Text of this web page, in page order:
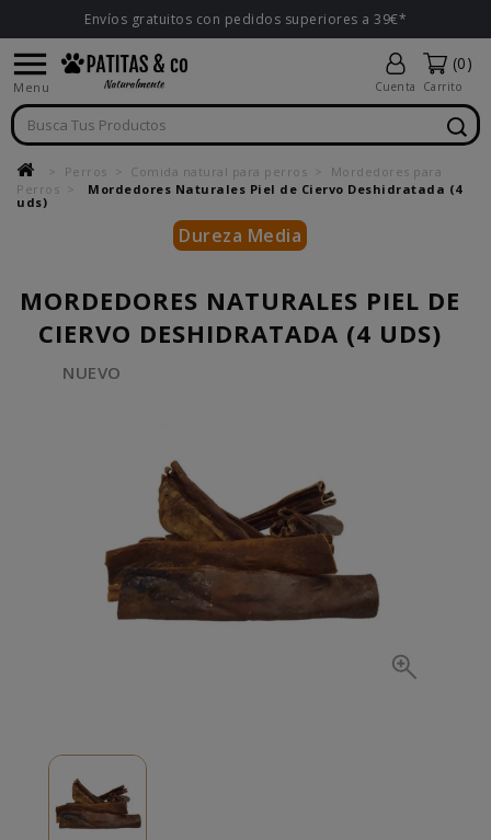
Envíos gratuitos con pedidos superiores a 39€*

Menu Cuenta
(0)
Carrito
Perros Comida natural para perros
Mordedores para
Perros
Mordedores Naturales Piel de Ciervo Deshidratada (4
uds)
Dureza Media
MORDEDORES NATURALES PIEL DE
CIERVO DESHIDRATADA (4 UDS)
NUEVO